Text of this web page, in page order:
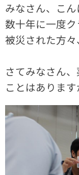
みなさん、こん
数十年に一度
被災された方々
さてみなさん
ことはあります